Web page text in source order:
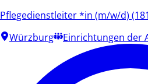
Pflegedienstleiter *in (m/w/d)
Würzburg
Einrichtungen der